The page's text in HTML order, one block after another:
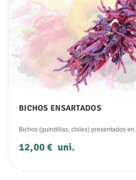
BICHOS ENSARTADOS
Bichos (guindillas, chiles) presentados en...
Precio
12,00 € uni.